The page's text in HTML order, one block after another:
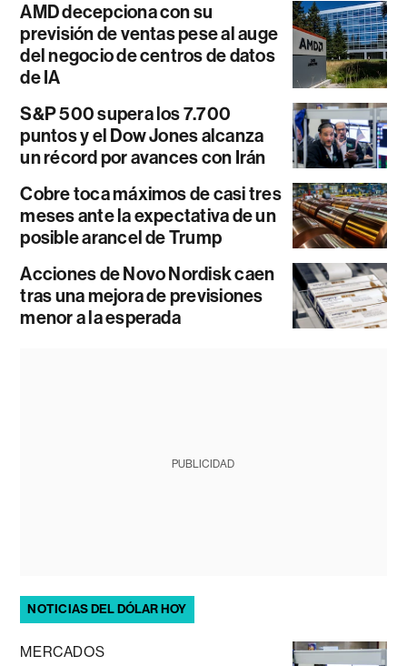
AMD decepciona con su
previsión de ventas pese al auge
del negocio de centros de datos
de IA
S&P 500 supera los 7.700
puntos y el Dow Jones alcanza
un récord por avances con Irán
Cobre toca máximos de casi tres
meses ante la expectativa de un
posible arancel de Trump
Acciones de Novo Nordisk caen
tras una mejora de previsiones
menor a la esperada
PUBLICIDAD
NOTICIAS DEL DÓLAR HOY
MERCADOS